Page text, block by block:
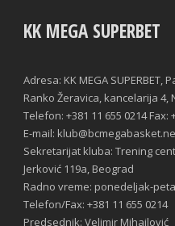
KK MEGA SUPERBET
Adresa: KK MEGA
Ranko Žeravica, kancelarija 4,
Telefon: +381 11 655 0214 Fax:
E-mail:
Sekretarijat kluba: Trening
Jerković 119a, Beograd
Radno vreme: ponedeljak-
Telefon/Fax: +381 11 655 0214
Predsednik: Velimir Mihailović